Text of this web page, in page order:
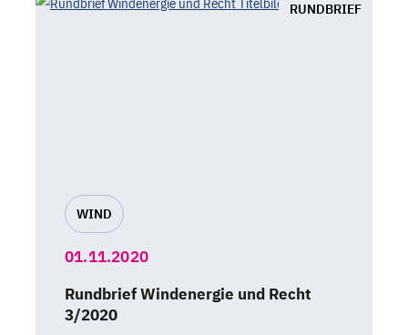
RUNDBRIEF
WIND
01.11.2020
Rundbrief Windenergie und Recht
3/2020